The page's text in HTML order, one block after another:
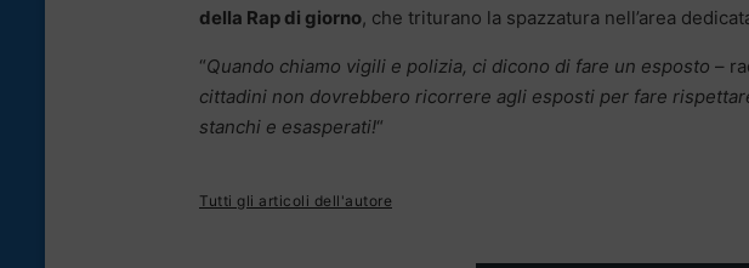
della Rap di giorno, che triturano la spazzatura nell’area
“Quando chiamo vigili e polizia, ci dicono di fare un esposto –
cittadini non dovrebbero ricorrere agli esposti per fare
stanchi e esasperati!“
Tutti gli articoli dell'autore